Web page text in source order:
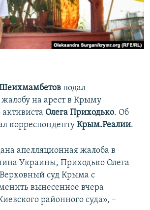
КРЫМА
подал
на арест в Крыму
Олега Приходько. Об
корреспонденту Крым.Реалии.
апелляционная жалоба в
Украины, Приходько Олега
суд Крыма с
вынесенное вчера
районного суда», –